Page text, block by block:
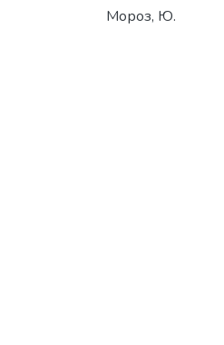
Мороз, Ю.